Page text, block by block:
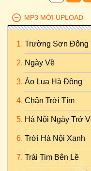
MP3 MỚI UPLOAD
Trường Sơn Đông
Ngày Về
Áo Lụa Hà Đông
Chân Trời Tím
Hà Nội Ngày Trở
Trời Hà Nội Xanh
Trái Tim Bên Lề